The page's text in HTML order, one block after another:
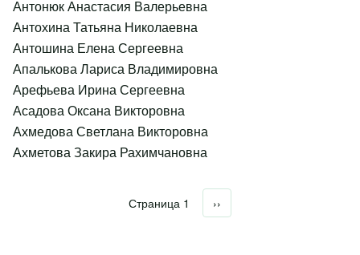
Антонюк Анастасия Валерьевна
Антохина Татьяна Николаевна
Антошина Елена Сергеевна
Апалькова Лариса Владимировна
Арефьева Ирина Сергеевна
Асадова Оксана Викторовна
Ахмедова Светлана Викторовна
Ахметова Закира Рахимчановна
Нумерация страниц
Страница 1 Следующая страница
››